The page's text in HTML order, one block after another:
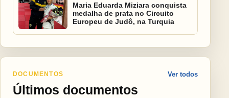
Maria Eduarda Miziara conquista
medalha de prata no Circuito
Europeu de Judô, na Turquia
DOCUMENTOS
Últimos documentos
Ver todos